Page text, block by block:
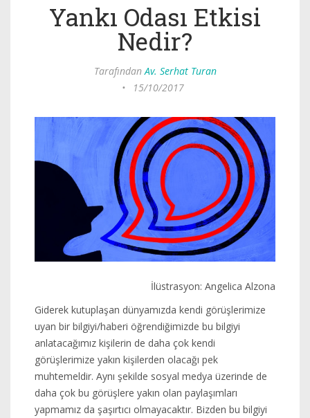
Yankı Odası Etkisi
Nedir?
TarafındanAv. Serhat Turan
•
15/10/2017
İlüstrasyon: Angelica Alzona
Giderek kutuplaşan dünyamızda kendi görüşlerimize
uyan bir bilgiyi/haberi öğrendiğimizde bu bilgiyi
anlatacağımız kişilerin de daha çok kendi
görüşlerimize yakın kişilerden olacağı pek
muhtemeldir. Aynı şekilde sosyal medya üzerinde de
daha çok bu görüşlere yakın olan paylaşımları
yapmamız da şaşırtıcı olmayacaktır. Bizden bu bilgiyi